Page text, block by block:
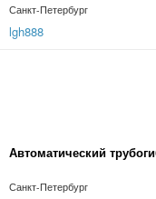
Санкт-Петербург
lgh888
Автоматический
Санкт-Петербург